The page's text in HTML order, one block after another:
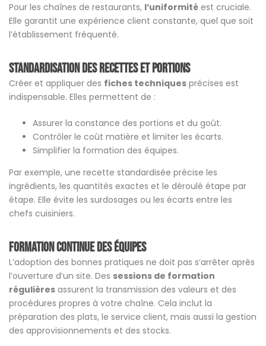
Pour les chaînes de restaurants, l’uniformité est cruciale.
Elle garantit une expérience client constante, quel que soit
l’établissement fréquenté.
Standardisation des recettes et portions
Créer et appliquer des fiches techniques précises est
indispensable. Elles permettent de :
Assurer la constance des portions et du goût.
Contrôler le coût matière et limiter les écarts.
Simplifier la formation des équipes.
Par exemple, une recette standardisée précise les
ingrédients, les quantités exactes et le déroulé étape par
étape. Elle évite les surdosages ou les écarts entre les
chefs cuisiniers.
Formation continue des équipes
L’adoption des bonnes pratiques ne doit pas s’arrêter après
l’ouverture d’un site. Des sessions de formation
régulières assurent la transmission des valeurs et des
procédures propres à votre chaîne. Cela inclut la
préparation des plats, le service client, mais aussi la gestion
des approvisionnements et des stocks.